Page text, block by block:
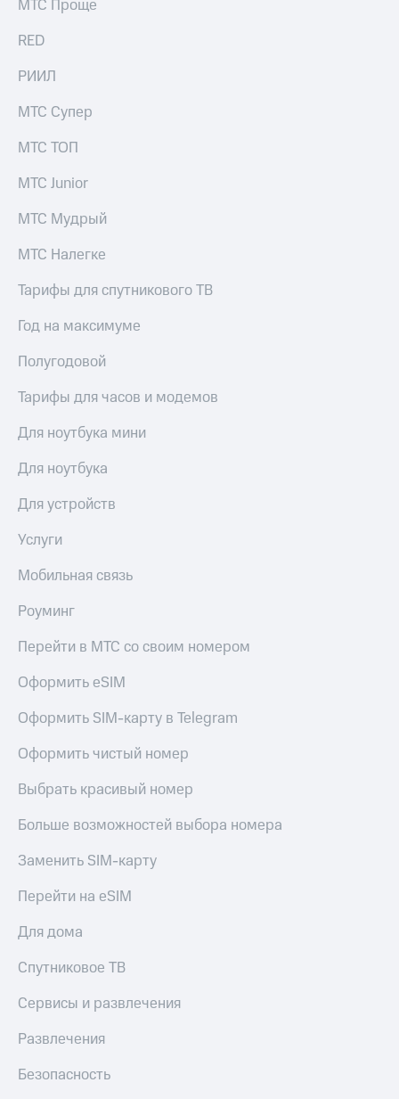
МТС Проще
RED
РИИЛ
МТС Супер
МТС ТОП
МТС Junior
МТС Мудрый
МТС Налегке
Тарифы для спутникового ТВ
Год на максимуме
Полугодовой
Тарифы для часов и модемов
Для ноутбука мини
Для ноутбука
Для устройств
Услуги
Мобильная связь
Роуминг
Перейти в МТС со своим номером
Оформить eSIM
Оформить SIM-карту в Telegram
Оформить чистый номер
Выбрать красивый номер
Больше возможностей выбора номера
Заменить SIM-карту
Перейти на eSIM
Для дома
Спутниковое ТВ
Сервисы и развлечения
Развлечения
Безопасность